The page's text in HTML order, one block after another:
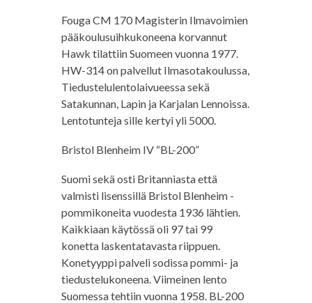
Fouga CM 170 Magisterin Ilmavoimien
pääkoulusuihkukoneena korvannut
Hawk tilattiin Suomeen vuonna 1977.
HW-314 on palvellut Ilmasotakoulussa,
Tiedustelulentolaivueessa sekä
Satakunnan, Lapin ja Karjalan Lennoissa.
Lentotunteja sille kertyi yli 5000.
Bristol Blenheim IV “BL-200”
Suomi sekä osti Britanniasta että
valmisti lisenssillä Bristol Blenheim -
pommikoneita vuodesta 1936 lähtien.
Kaikkiaan käytössä oli 97 tai 99
konetta laskentatavasta riippuen.
Konetyyppi palveli sodissa pommi- ja
tiedustelukoneena. Viimeinen lento
Suomessa tehtiin vuonna 1958. BL-200